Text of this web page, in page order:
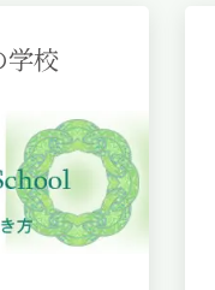
校